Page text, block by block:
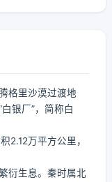
格里沙漠过渡地
银厂”，简称白
2.12万平方公里，
衍生息。秦时属北